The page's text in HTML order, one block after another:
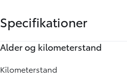
Specifikationer
Alder og kilometerstand
Kilometerstand
Motor og ydelse
0-100 km/t
Rummelighed og mål
Køreklar vægt
Økonomi
Brændstofforbrug (NEDC)
Annoncedata
Senest rettet